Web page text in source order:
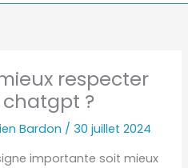
respecter
?
Bardon / 30 juillet 2024
importante soit mieux